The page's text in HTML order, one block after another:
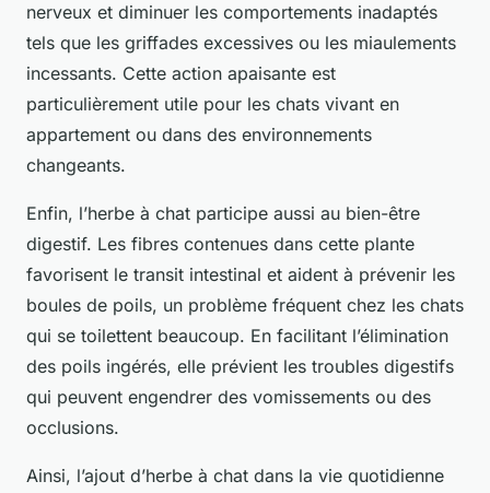
nerveux et diminuer les comportements inadaptés
tels que les griffades excessives ou les miaulements
incessants. Cette action apaisante est
particulièrement utile pour les chats vivant en
appartement ou dans des environnements
changeants.
Enfin, l’herbe à chat participe aussi au bien-être
digestif. Les fibres contenues dans cette plante
favorisent le transit intestinal et aident à prévenir les
boules de poils, un problème fréquent chez les chats
qui se toilettent beaucoup. En facilitant l’élimination
des poils ingérés, elle prévient les troubles digestifs
qui peuvent engendrer des vomissements ou des
occlusions.
Ainsi, l’ajout d’herbe à chat dans la vie quotidienne